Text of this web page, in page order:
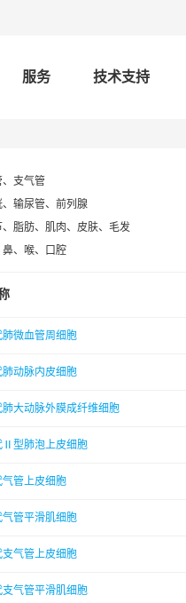
服务 技术支持
支气管
、输尿管、前列腺
、脂肪、肌肉、皮肤、毛发
鼻、喉、口腔
肺微血管周细胞
肺动脉内皮细胞
肺大动脉外膜成纤维细胞
Ⅱ型肺泡上皮细胞
气管上皮细胞
气管平滑肌细胞
支气管上皮细胞
支气管平滑肌细胞